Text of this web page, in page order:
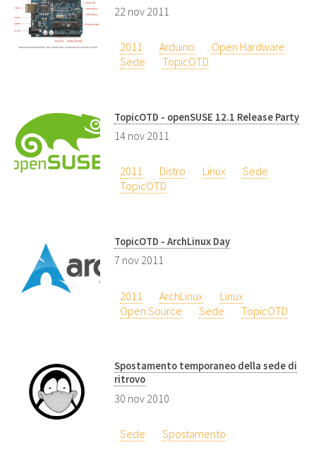
22 nov 2011
2011 Arduino
Open Hardware
Sede
TopicOTD
TopicOTD - openSUSE 12.1 Release Party
14 nov 2011
2011 Distro Linux
Sede
TopicOTD
TopicOTD - ArchLinux Day
7 nov 2011
2011 ArchLinux
Linux
Open Source
Sede TopicOTD
Spostamento temporaneo della sede di
ritrovo
30 nov 2010
Sede Spostamento